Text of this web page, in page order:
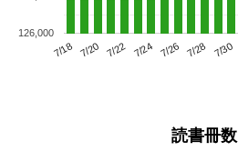
7/18 7/20 7/22 7/24 7/26 7/28 7/30
126,000
読書冊数